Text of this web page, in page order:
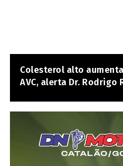
Colesterol alto
AVC, alerta Dr. Rodrigo